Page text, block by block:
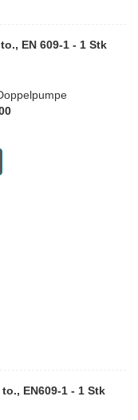
EN 609-1 - 1 Stk
EN609-1 - 1 Stk